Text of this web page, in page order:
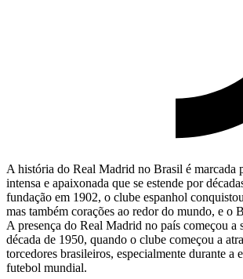
A história do Real Madrid no Brasil é marcada
intensa e apaixonada que se estende por
fundação em 1902, o clube espanhol
mas também corações ao redor do mundo, e o
A presença do Real Madrid no país começou a
década de 1950, quando o clube começou a
torcedores brasileiros, especialmente durante a
futebol mundial.